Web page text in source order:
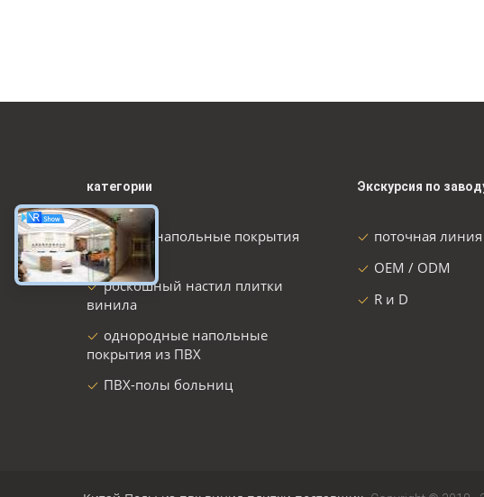
категории
Гибкие напольные покрытия
из ПВХ
роскошный настил плитки
винила
однородные напольные
покрытия из ПВХ
ПВХ-полы больниц
Экскурсия по
поточная линия
OEM / ODM
R и D